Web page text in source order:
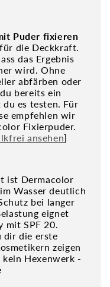
Puder fixieren
die Deckkraft.
das Ergebnis
wird. Ohne
abfärben oder
bereits ein
du es testen. Für
empfehlen wir
Fixierpuder.
ansehen]
ist Dermacolor
Wasser deutlich
bei langer
eignet
mit SPF 20.
dir die erste
zeigen
kein Hexenwerk -